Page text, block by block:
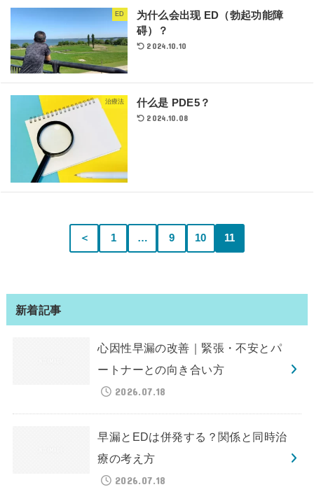
ED
为什么会出现 ED（勃起功能障
碍）？
2024.10.10
治療法 什么是 PDE5？
2024.10.08
＜ 1 … 9 10 11
新着記事
心因性早漏の改善｜緊張・不安とパ
ートナーとの向き合い方
2026.07.18
早漏とEDは併発する？関係と同時治
療の考え方
2026.07.18